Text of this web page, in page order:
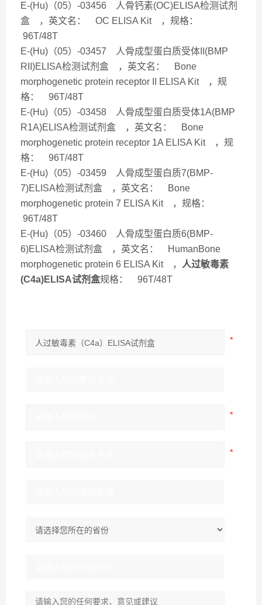
E-(Hu)（05）-03456 人骨钙素(OC)ELISA检测试剂
盒 ，英文名： OC ELISA Kit ，规格：
96T/48T
E-(Hu)（05）-03457 人骨成型蛋白质受体II(BMP
RII)ELISA检测试剂盒 ，英文名： Bone
morphogenetic protein receptor II ELISA Kit ，规
格： 96T/48T
E-(Hu)（05）-03458 人骨成型蛋白质受体1A(BMP
R1A)ELISA检测试剂盒 ，英文名： Bone
morphogenetic protein receptor 1A ELISA Kit ，规
格： 96T/48T
E-(Hu)（05）-03459 人骨成型蛋白质7(BMP-
7)ELISA检测试剂盒 ，英文名： Bone
morphogenetic protein 7 ELISA Kit ，规格：
96T/48T
E-(Hu)（05）-03460 人骨成型蛋白质6(BMP-
6)ELISA检测试剂盒 ，英文名： HumanBone
morphogenetic protein 6 ELISA Kit ，
人过敏毒素
(C4a)ELISA试剂盒规格： 96T/48T